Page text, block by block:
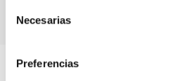
Necesarias
Preferencias